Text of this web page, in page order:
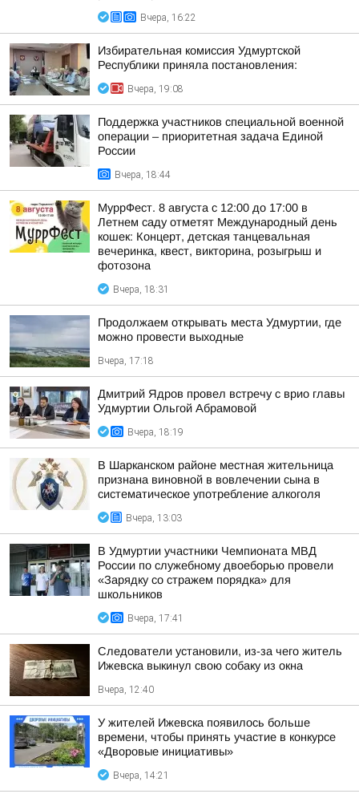
Вчера, 16:22
Избирательная комиссия Удмуртской
Республики приняла постановления:
Вчера, 19:08
Поддержка участников специальной военной
операции – приоритетная задача Единой
России
Вчера, 18:44
МуррФест. 8 августа с 12:00 до 17:00 в
Летнем саду отметят Международный день
кошек: Концерт, детская танцевальная
вечеринка, квест, викторина, розыгрыш и
фотозона
Вчера, 18:31
Продолжаем открывать места Удмуртии, где
можно провести выходные
Вчера, 17:18
Дмитрий Ядров провел встречу с врио главы
Удмуртии Ольгой Абрамовой
Вчера, 18:19
В Шарканском районе местная жительница
признана виновной в вовлечении сына в
систематическое употребление алкоголя
Вчера, 13:03
В Удмуртии участники Чемпионата МВД
России по служебному двоеборью провели
«Зарядку со стражем порядка» для
школьников
Вчера, 17:41
Следователи установили, из-за чего житель
Ижевска выкинул свою собаку из окна
Вчера, 12:40
У жителей Ижевска появилось больше
времени, чтобы принять участие в конкурсе
«Дворовые инициативы»
Вчера, 14:21